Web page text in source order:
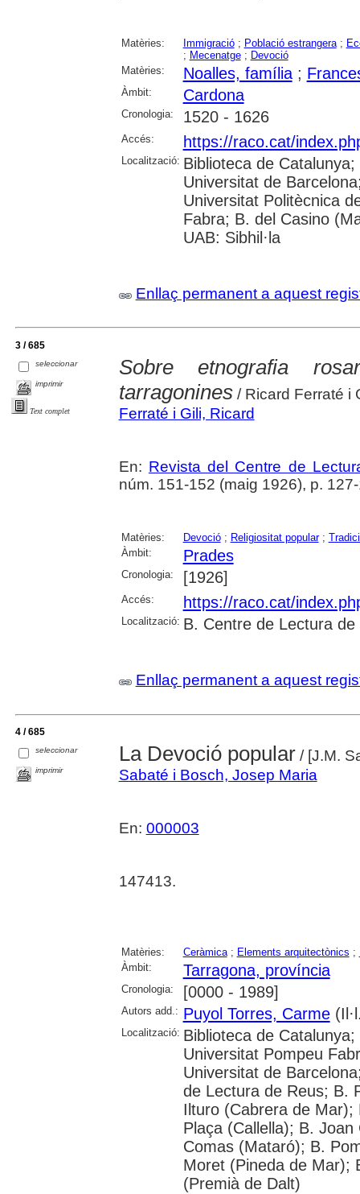
Matèries: Immigració; Població estrangera;
; Mecenatge; Devoció
Matèries:
Noalles, família;
Àmbit: Cardona
Cronologia: 1520 - 1626
Accés: https://raco.cat/
Localització: Biblioteca de
Universitat de
Universitat Politècnica
Fabra; B. del Casino
UAB: Sibhil·la
Enllaç permanent a aquest
3 / 685
seleccionar
imprimir
Text complet
Sobre etnografia
tarragonines/ Ricard Ferraté i
Ferraté i Gili, Ricard
En: Revista del Centre de
núm. 151-152 (maig 1926), p.
Matèries: Devoció; Religiositat popular;
Àmbit:
Prades
Cronologia: [1926]
Accés: https://raco.cat/
Localització: B. Centre de Lectura de
Enllaç permanent a aquest
4 / 685
seleccionar
imprimir
La Devoció popular/ [J.M.
Sabaté i Bosch, Josep Maria
En: 000003
147413.
Matèries: Ceràmica; Elements arquitectònics ;
Àmbit:
Tarragona, província
Cronologia: [0000 - 1989]
Autors add.: Puyol Torres, Carme
Localització: Biblioteca de
Universitat Pompeu
Universitat de
de Lectura de Reus; B.
Ilturo (Cabrera de Mar);
Plaça (Callella); B.
Comas (Mataró); B.
Moret (Pineda de Mar);
(Premià de Dalt)